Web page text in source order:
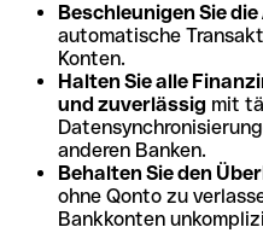
Beschleunigen Sie
automatische
Konten.
Halten Sie alle
und zuverlässig mit
anderen Banken.
Behalten Sie den
ohne Qonto zu
Bankkonten